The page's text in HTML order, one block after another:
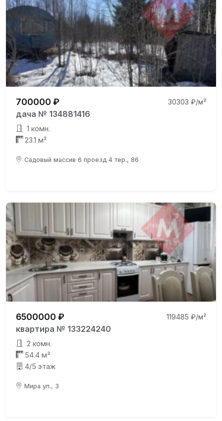
700000 ₽ 30303 ₽/м²
дача № 134881416
1 комн.
23.1 м²
Садовый массив 6 проезд 4 тер., 86
6500000 ₽ 119485 ₽/м²
квартира № 133224240
2 комн.
54.4 м²
4/5 этаж
Мира ул., 3